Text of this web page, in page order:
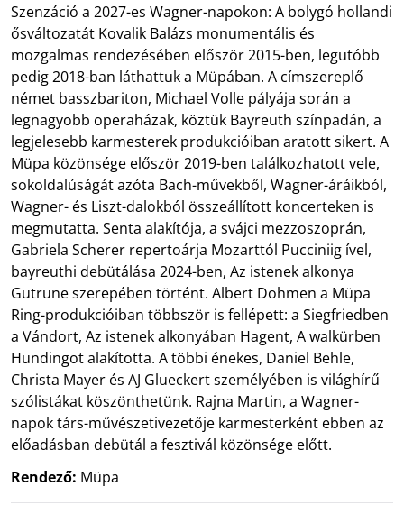
Szenzáció a 2027-es Wagner-napokon: A bolygó hollandi
ősváltozatát Kovalik Balázs monumentális és
mozgalmas rendezésében először 2015-ben, legutóbb
pedig 2018-ban láthattuk a Müpában. A címszereplő
német basszbariton, Michael Volle pályája során a
legnagyobb operaházak, köztük Bayreuth színpadán, a
legjelesebb karmesterek produkcióiban aratott sikert. A
Müpa közönsége először 2019-ben találkozhatott vele,
sokoldalúságát azóta Bach-művekből, Wagner-áráikból,
Wagner- és Liszt-dalokból összeállított koncerteken is
megmutatta. Senta alakítója, a svájci mezzoszoprán,
Gabriela Scherer repertoárja Mozarttól Pucciniig ível,
bayreuthi debütálása 2024-ben, Az istenek alkonya
Gutrune szerepében történt. Albert Dohmen a Müpa
Ring-produkcióiban többször is fellépett: a Siegfriedben
a Vándort, Az istenek alkonyában Hagent, A walkürben
Hundingot alakította. A többi énekes, Daniel Behle,
Christa Mayer és AJ Glueckert személyében is világhírű
szólistákat köszönthetünk. Rajna Martin, a Wagner-
napok társ-művészetivezetője karmesterként ebben az
előadásban debütál a fesztivál közönsége előtt.
Rendező: Müpa